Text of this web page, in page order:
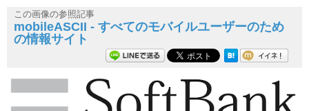
この画像の参照記事
mobileASCII - すべてのモバイルユーザーのため
の情報サイト